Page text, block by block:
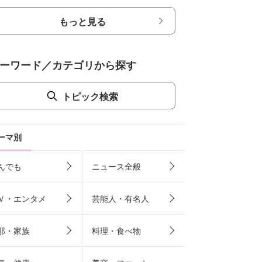
もっと見る
ワード／カテゴリから探す
トピック検索
マ別
でも ニュース全般
・エンタメ 芸能人・有名人
・家族 料理・食べ物